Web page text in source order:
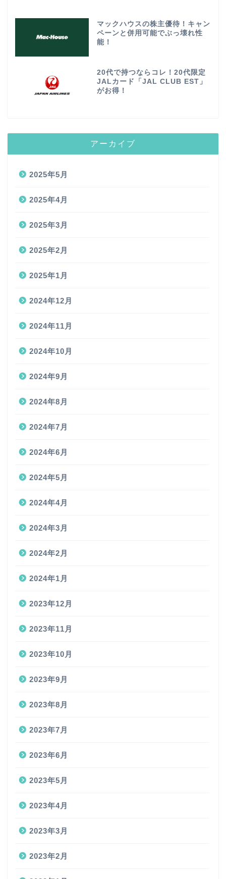
マックハウスの株主優待！キャン
ペーンと併用可能でぶっ壊れ性
能！
20代で持つならコレ！20代限定
JALカード「JAL CLUB EST」
がお得！
アーカイブ
2025年5月
2025年4月
2025年3月
2025年2月
2025年1月
2024年12月
2024年11月
2024年10月
2024年9月
2024年8月
2024年7月
2024年6月
2024年5月
2024年4月
2024年3月
2024年2月
2024年1月
2023年12月
2023年11月
2023年10月
2023年9月
2023年8月
2023年7月
2023年6月
2023年5月
2023年4月
2023年3月
2023年2月